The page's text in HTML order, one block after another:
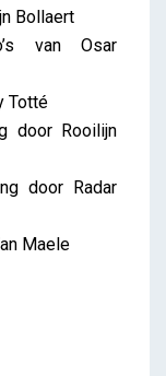
Bollaert
van Osar
Totté
door Rooilijn
door Radar
Maele